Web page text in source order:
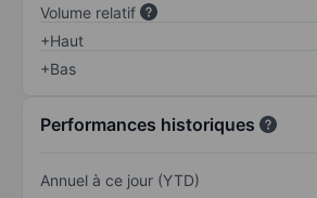
Volume relatif
+Haut
+Bas
Performances historiques
Annuel à ce jour (YTD)